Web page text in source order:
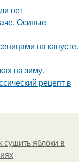
нет
Осиные
на капусте.
на зиму.
рецепт в
сушить яблоки в